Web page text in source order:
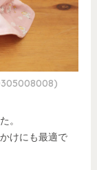
。
けにも最適で